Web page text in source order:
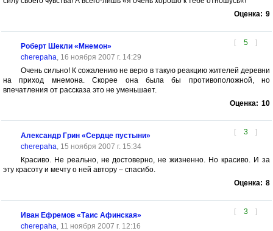
Оценка: 9
[ 5 ]
Роберт Шекли «Мнемон»
cherepaha, 16 ноября 2007 г. 14:29
Очень сильно! К сожалению не верю в такую реакцию жителей деревни
на приход мнемона. Скорее она была бы противоположной, но
впечатления от рассказа это не уменьшает.
Оценка: 10
[ 3 ]
Александр Грин «Сердце пустыни»
cherepaha, 15 ноября 2007 г. 15:34
Красиво. Не реально, не достоверно, не жизненно. Но красиво. И за
эту красоту и мечту о ней автору – спасибо.
Оценка: 8
[ 3 ]
Иван Ефремов «Таис Афинская»
cherepaha, 11 ноября 2007 г. 12:16